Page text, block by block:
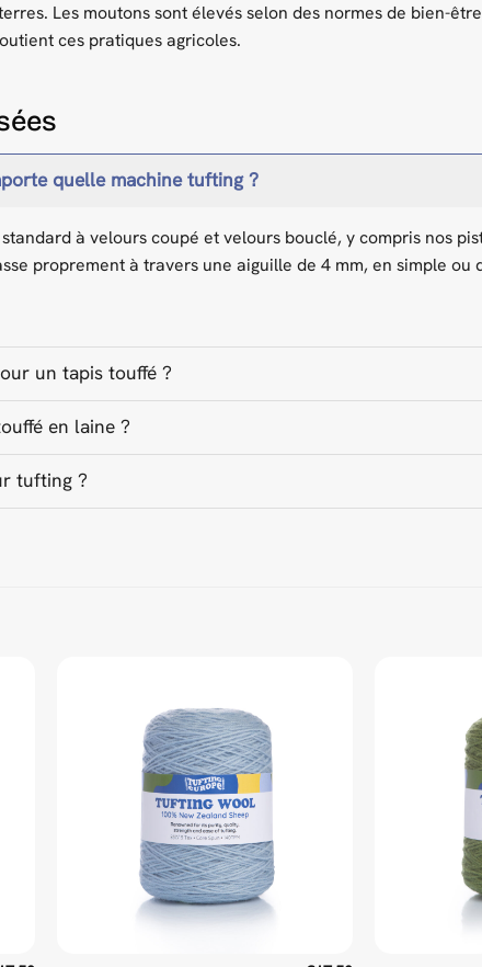
Les moutons sont élevés selon des normes de bien-
ces pratiques agricoles.
quelle machine tufting ?
à velours coupé et velours bouclé, y compris nos
proprement à travers une aiguille de 4 mm, en simple ou
un tapis touffé ?
en laine ?
tufting ?